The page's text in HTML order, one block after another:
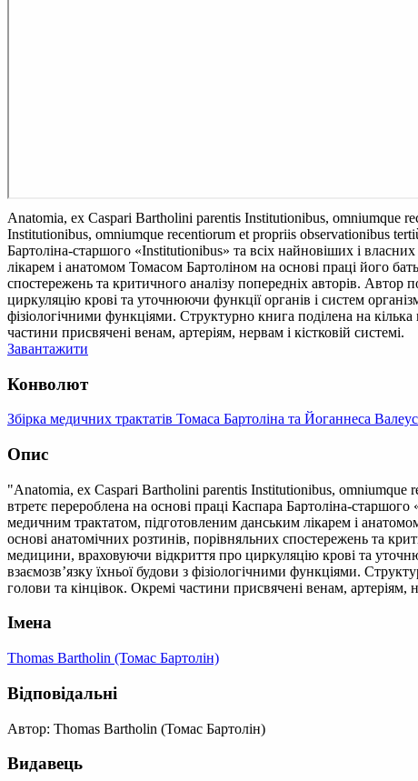
Anatomia, ex Caspari Bartholini parentis Institutionibus, omniumque
Institutionibus, omniumque recentiorum et propriis observationibus
Бартоліна-старшого «Institutionibus» та всіх найновіших і
лікарем і анатомом Томасом Бартоліном на основі праці його
спостережень та критичного аналізу попередніх авторів.
циркуляцію крові та уточнюючи функції органів і систем
фізіологічними функціями. Структурно книга поділена на
частини присвячені венам, артеріям, нервам і кістковій системі.
Завантажити
Конволют
Збірка медичних трактатів Томаса Бартоліна та Йоганнеса
Опис
"Anatomia, ex Caspari Bartholini parentis Institutionibus, omniumque
втретє перероблена на основі праці Каспара Бартоліна-
медичним трактатом, підготовленим данським лікарем і
основі анатомічних розтинів, порівняльних спостережень та
медицини, враховуючи відкриття про циркуляцію крові та
взаємозв’язку їхньої будови з фізіологічними функціями.
голови та кінцівок. Окремі частини присвячені венам, артеріям,
Імена
Thomas Bartholin (Томас Бартолін)
Відповідальні
Автор: Thomas Bartholin (Томас Бартолін)
Видавець